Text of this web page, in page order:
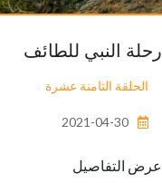
رحلة النبي للطائف
الحلقة الثامنة عشرة
عرض التفاصيل